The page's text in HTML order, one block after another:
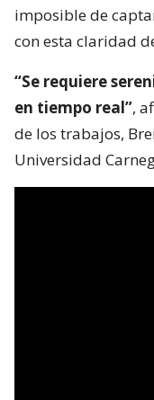
imposible de
con esta claridad
“Se requiere
en tiempo real”,
de los trabajos,
Universidad